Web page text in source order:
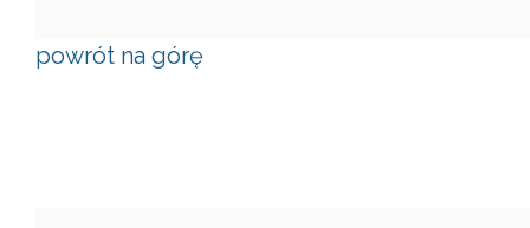
powrót na górę